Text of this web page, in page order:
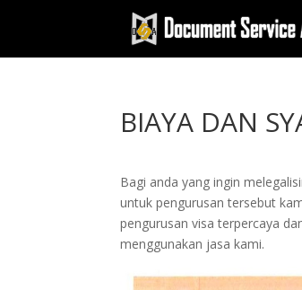
BIAYA DAN
Bagi anda yang ingin
untuk pengurusan tersebut
pengurusan visa terpercaya
menggunakan jasa kami.